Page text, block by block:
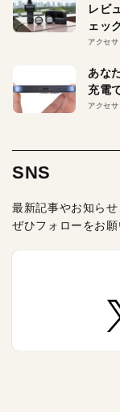
レビ
ェック
アクセサ
あな
充電
アクセサ
SNS
最新記事やお知ら
ぜひフォローをお願